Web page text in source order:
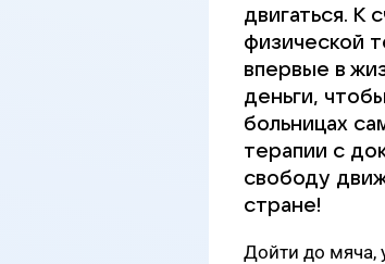
двигаться. К
физической
впервые в
деньги,
больницах
терапии с
свободу
стране!
Дойти до мяча,